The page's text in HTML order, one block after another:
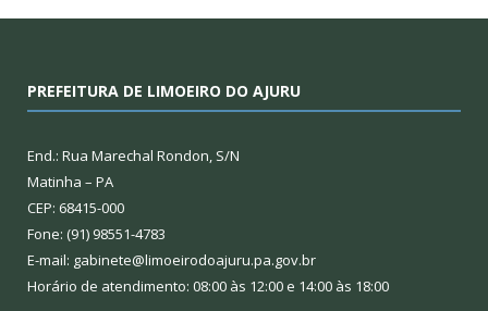
PREFEITURA DE LIMOEIRO DO AJURU
End.: Rua Marechal Rondon, S/N
Matinha – PA
CEP: 68415-000
Fone: (91) 98551-4783
E-mail: gabinete@limoeirodoajuru.pa.gov.br
Horário de atendimento: 08:00 às 12:00 e 14:00 às 18:00